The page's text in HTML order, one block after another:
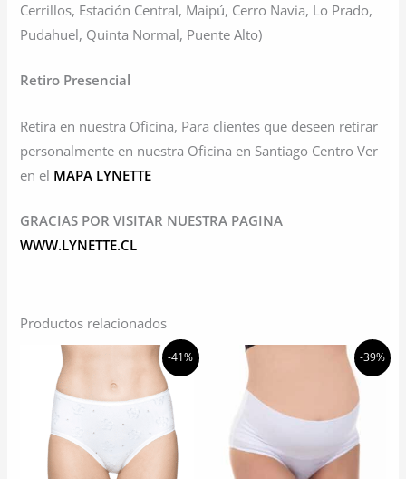
Cerrillos, Estación Central, Maipú, Cerro Navia, Lo Prado,
Pudahuel, Quinta Normal, Puente Alto)
Retiro Presencial
Retira en nuestra Oficina, Para clientes que deseen retirar
personalmente en nuestra Oficina en Santiago Centro Ver
en el MAPA LYNETTE
GRACIAS POR VISITAR NUESTRA PAGINA
WWW.LYNETTE.CL
Productos relacionados
-41% -39%